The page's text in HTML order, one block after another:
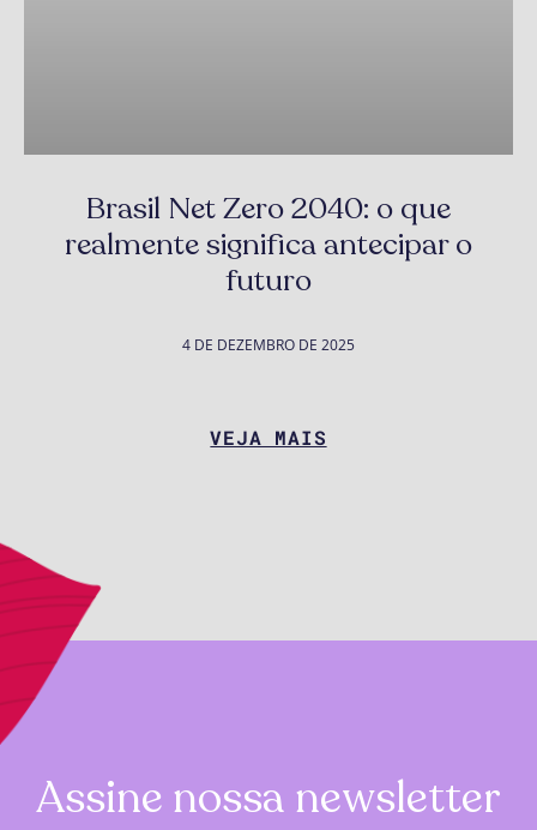
Brasil Net Zero 2040: o que
realmente significa antecipar o
futuro
4 DE DEZEMBRO DE 2025
VEJA MAIS
Assine nossa newsletter